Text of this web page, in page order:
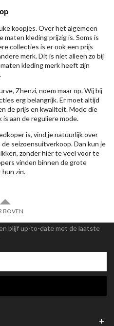
koopjes. Over het algemeen
kleding prijzig is. Soms is
collecties is er ook een prijs
merk. Dit is niet alleen zo bij
kleding merk heeft zijn
Zhenzi, noem maar op. Wij bij
erg belangrijk. Er moet altijd
de prijs en kwaliteit. Mode die
aan de reguliere mode.
is, vind je natuurlijk over
seizoensuitverkoop. Dan kun je
zonder hier te veel voor te
vinden binnen de grote
zin.
BOVEN
blijf up-to-date met de laatste
+